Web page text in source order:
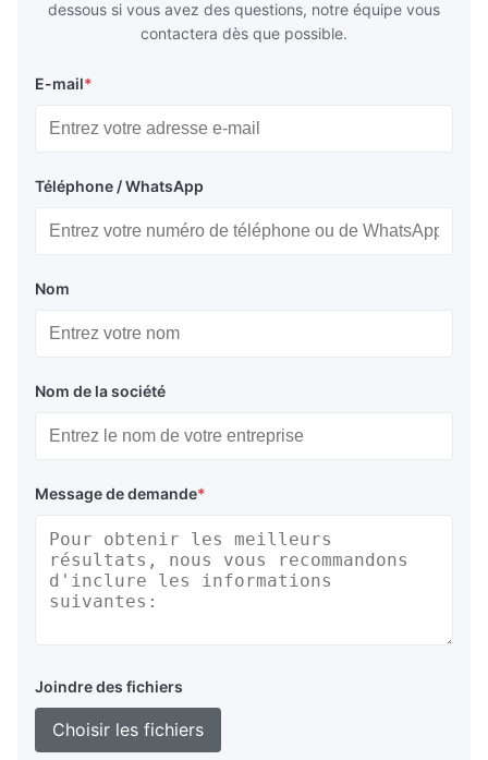
dessous si vous avez des questions, notre équipe vous
contactera dès que possible.
E-mail*
Téléphone / WhatsApp
Nom
Nom de la société
Message de demande*
Joindre des fichiers
Choisir les fichiers